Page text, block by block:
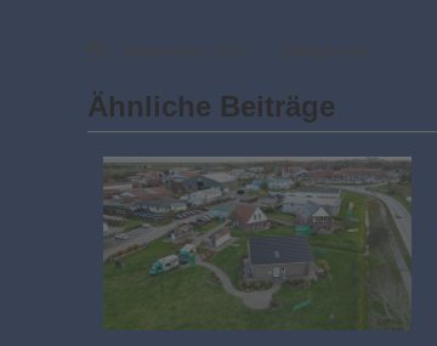
Ähnliche Beiträge